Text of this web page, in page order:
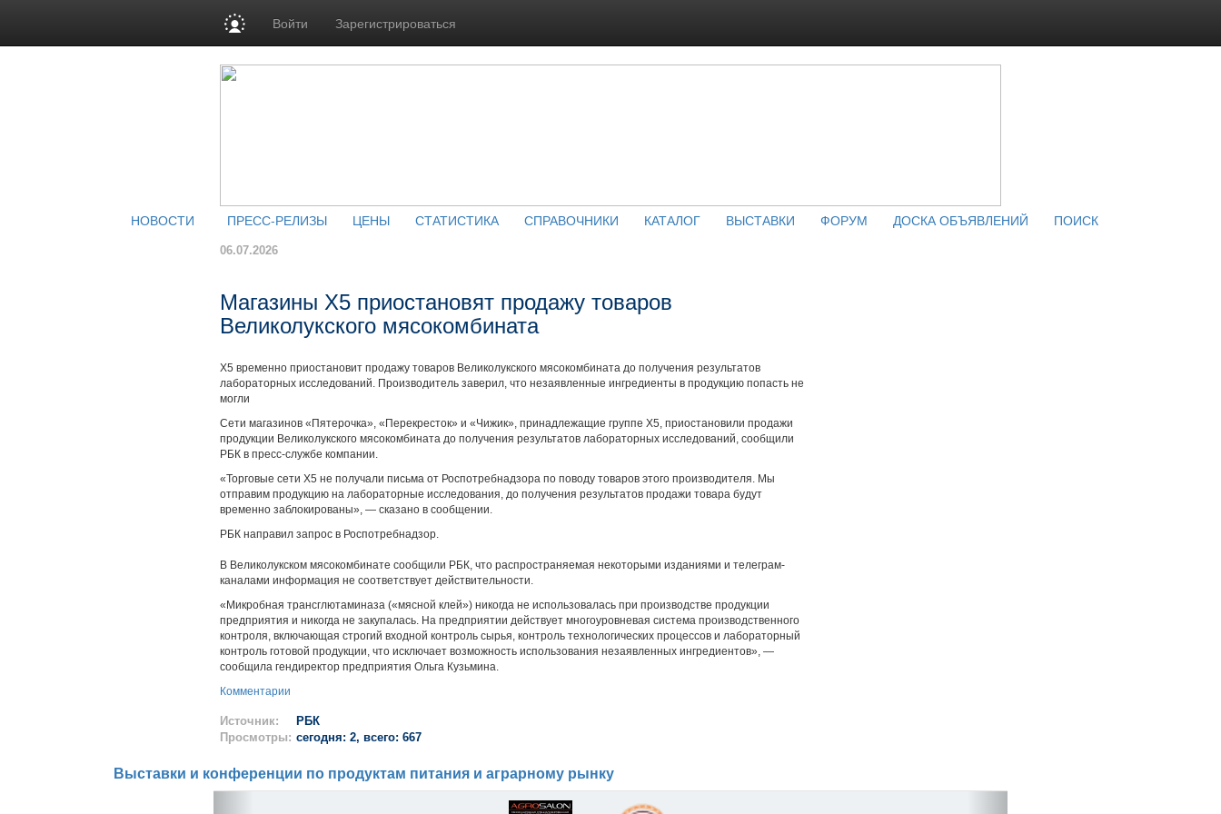
Войти Зарегистрироваться
НОВОСТИ ПРЕСС-РЕЛИЗЫ ЦЕНЫ СТАТИСТИКА СПРАВОЧНИКИ КАТАЛОГ ВЫСТАВКИ ФОРУМ ДОСКА ОБЪЯВЛЕНИЙ ПОИСК
06.07.2026
Магазины X5 приостановят продажу товаров
Великолукского мясокомбината
X5 временно приостановит продажу товаров Великолукского мясокомбината до получения результатов
лабораторных исследований. Производитель заверил, что незаявленные ингредиенты в продукцию попасть не
могли
Сети магазинов «Пятерочка», «Перекресток» и «Чижик», принадлежащие группе Х5, приостановили продажи
продукции Великолукского мясокомбината до получения результатов лабораторных исследований, сообщили
РБК в пресс-службе компании.
«Торговые сети Х5 не получали письма от Роспотребнадзора по поводу товаров этого производителя. Мы
отправим продукцию на лабораторные исследования, до получения результатов продажи товара будут
временно заблокированы», — сказано в сообщении.
РБК направил запрос в Роспотребнадзор.
В Великолукском мясокомбинате сообщили РБК, что распространяемая некоторыми изданиями и телеграм-
каналами информация не соответствует действительности.
«Микробная трансглютаминаза («мясной клей») никогда не использовалась при производстве продукции
предприятия и никогда не закупалась. На предприятии действует многоуровневая система производственного
контроля, включающая строгий входной контроль сырья, контроль технологических процессов и лабораторный
контроль готовой продукции, что исключает возможность использования незаявленных ингредиентов», —
сообщила гендиректор предприятия Ольга Кузьмина.
Комментарии
Источник:
РБК
Просмотры: сегодня: 2, всего: 667
Выставки и конференции по продуктам питания и аграрному рынку